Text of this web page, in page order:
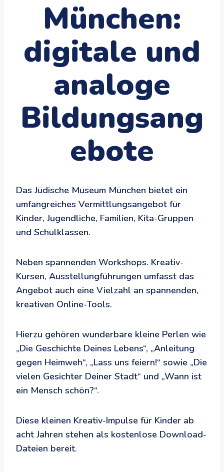
München:
digitale und
analoge
Bildungsang
ebote
Das Jüdische Museum München bietet ein
umfangreiches Vermittlungsangebot für
Kinder, Jugendliche, Familien, Kita-Gruppen
und Schulklassen.
Neben spannenden Workshops. Kreativ-
Kursen, Ausstellungführungen umfasst das
Angebot auch eine Vielzahl an spannenden,
kreativen Online-Tools.
Hierzu gehören wunderbare kleine Perlen wie
„Die Geschichte Deines Lebens“, „Anleitung
gegen Heimweh“, „Lass uns feiern!“ sowie „Die
vielen Gesichter Deiner Stadt“ und „Wann ist
ein Mensch schön?“.
Diese kleinen Kreativ-Impulse für Kinder ab
acht Jahren stehen als kostenlose Download-
Dateien bereit.